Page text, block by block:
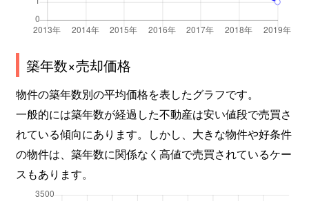
築年数×売却価格
物件の築年数別の平均価格を表したグラフです。
一般的には築年数が経過した不動産は安い値段で売買さ
れている傾向にあります。しかし、大きな物件や好条件
の物件は、築年数に関係なく高値で売買されているケー
スもあります。